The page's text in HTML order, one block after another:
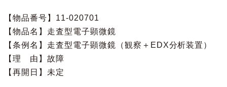
【物品番号】11-020701
【物品名】走査型電子顕微鏡
【条例名】走査型電子顕微鏡（観察＋EDX分析装置）
【理 由】故障
【再開日】未定